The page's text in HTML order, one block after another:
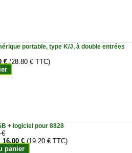
portable, type K/J, à double entrées
€ (28.80 € TTC)
+ logiciel pour 8828
€
16.00 € (19.20 € TTC)
panier